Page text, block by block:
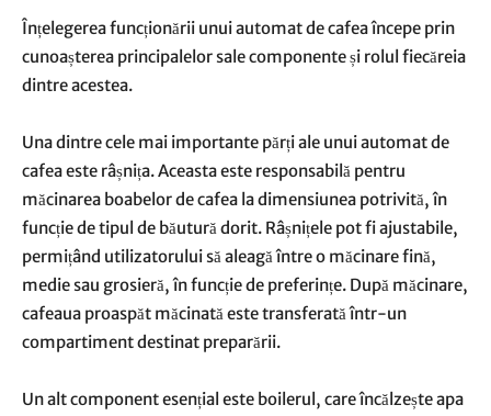
Înțelegerea funcționării unui automat de cafea începe prin
cunoașterea principalelor sale componente și rolul fiecăreia
dintre acestea.
Una dintre cele mai importante părți ale unui automat de
cafea este râșnița. Aceasta este responsabilă pentru
măcinarea boabelor de cafea la dimensiunea potrivită, în
funcție de tipul de băutură dorit. Râșnițele pot fi ajustabile,
permițând utilizatorului să aleagă între o măcinare fină,
medie sau grosieră, în funcție de preferințe. După măcinare,
cafeaua proaspăt măcinată este transferată într-un
compartiment destinat preparării.
Un alt component esențial este boilerul, care încălzește apa